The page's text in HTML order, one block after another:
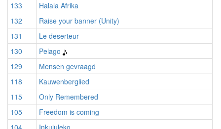
133
Halala Afrika
132
Raise your banner (Unity)
131
Le deserteur
130
Pelago
129
Mensen gevraagd
118
Kauwenberglied
115
Only Remembered
105
Freedom is coming